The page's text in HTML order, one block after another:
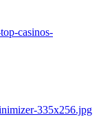
casinos-
335x256.jpg